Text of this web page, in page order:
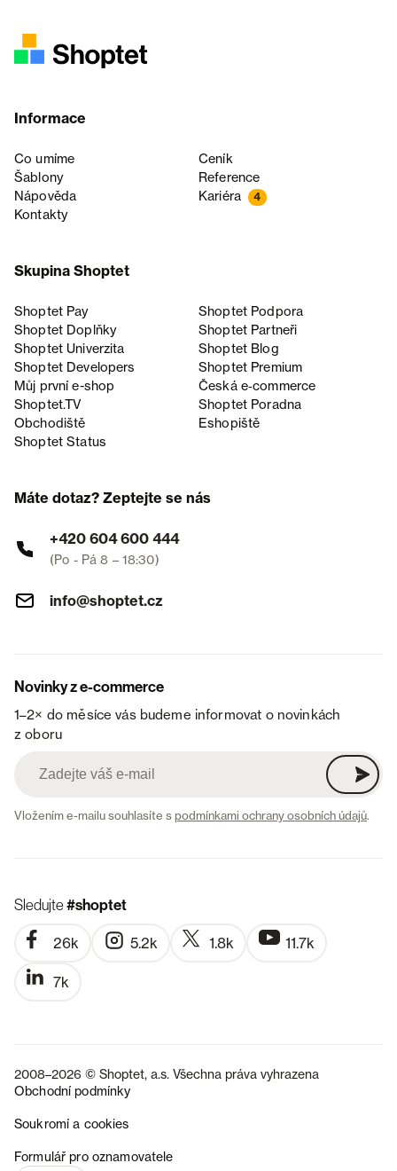
Informace
Co umíme
Ceník
Šablony
Reference
Nápověda
Kariéra 4
Kontakty
Skupina Shoptet
Shoptet Pay
Shoptet Podpora
Shoptet Doplňky
Shoptet Partneři
Shoptet Univerzita
Shoptet Blog
Shoptet Developers
Shoptet Premium
Můj první e-shop
Česká e‑commerce
Shoptet.TV
Shoptet Poradna
Obchodiště
Eshopiště
Shoptet Status
Máte dotaz? Zeptejte se nás
+420 604 600 444
(Po - Pá 8 – 18:30)
info@shoptet.cz
Novinky z e-commerce
1–2× do měsíce vás budeme informovat o novinkách
z oboru
Vložením e-mailu souhlasíte spodmínkami ochrany osobních údajů.
Sledujte#shoptet
26k 5.2k 1.8k 11.7k
7k
2008–2026 © Shoptet, a.s. Všechna práva vyhrazena
Obchodní podmínky
Soukromí a cookies
Formulář pro oznamovatele